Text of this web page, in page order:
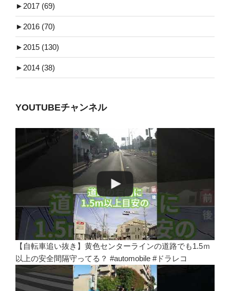
► 2017 (69)
► 2016 (70)
► 2015 (130)
► 2014 (38)
YOUTUBEチャンネル
【自転車追い抜き】黄色センターラインの道路でも1.5ｍ
以上の安全間隔守ってる？ #automobile #ドラレコ